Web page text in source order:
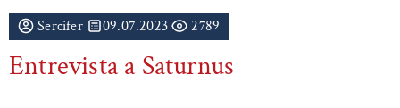
Sercifer 09.07.2023 2789
Entrevista a Saturnus